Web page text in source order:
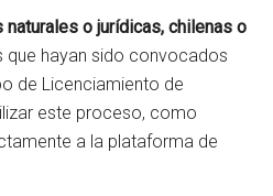
o jurídicas, chilenas o
que hayan sido convocados
de Licenciamiento de
este proceso, como
a la plataforma de